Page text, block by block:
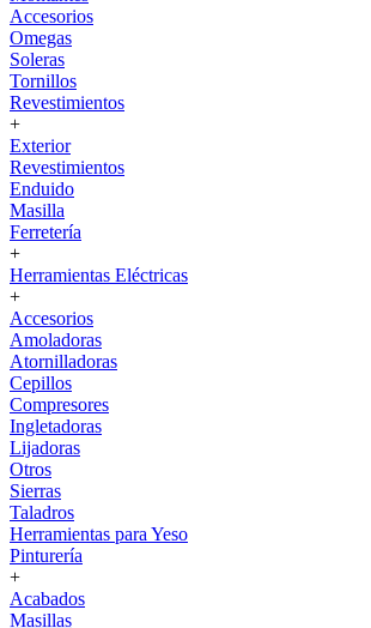
Accesorios
Omegas
Soleras
Tornillos
Revestimientos
+
Exterior
Revestimientos
Enduido
Masilla
Ferretería
+
Herramientas Eléctricas
+
Accesorios
Amoladoras
Atornilladoras
Cepillos
Compresores
Ingletadoras
Lijadoras
Otros
Sierras
Taladros
Herramientas para Yeso
Pinturería
+
Acabados
Masillas